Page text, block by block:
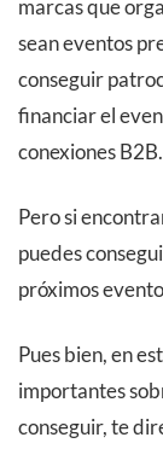
marcas que
sean eventos
conseguir
financiar el
conexiones B2B.
Pero si
puedes
próximos
Pues bien, en
importantes
conseguir, te